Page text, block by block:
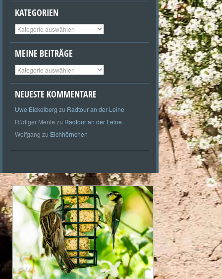
KATEGORIEN
Kategorien
MEINE BEITRÄGE
Meine
Beiträge
NEUESTE KOMMENTARE
Uwe Eickelberg zu Radtour an der Leine
Rüdiger Mente zu Radtour an der Leine
Wolfgang zu Eichhörnchen